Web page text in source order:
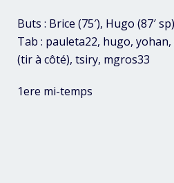
Buts : Brice (75′), Hugo (87′ sp)
Tab : pauleta22, hugo,
(tir à côté), tsiry, mgros33
1ere mi-temps